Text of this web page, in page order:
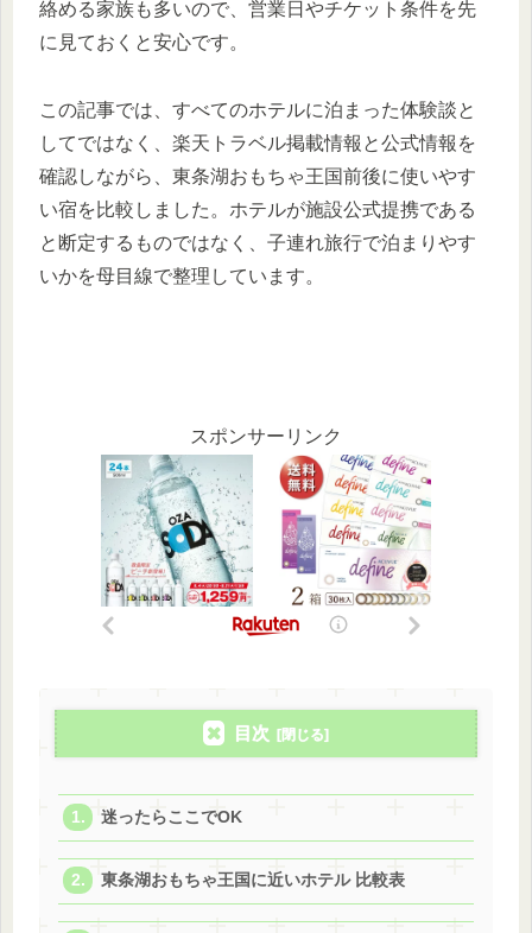
絡める家族も多いので、営業日やチケット条件を先
に見ておくと安心です。
この記事では、すべてのホテルに泊まった体験談と
してではなく、楽天トラベル掲載情報と公式情報を
確認しながら、東条湖おもちゃ王国前後に使いやす
い宿を比較しました。ホテルが施設公式提携である
と断定するものではなく、子連れ旅行で泊まりやす
いかを母目線で整理しています。
スポンサーリンク
目次
迷ったらここでOK
東条湖おもちゃ王国に近いホテル 比較表